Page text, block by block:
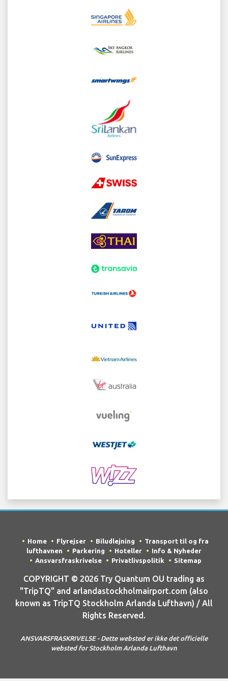
Home Flyrejser Biludlejning
Transport til og fra
lufthavnen
Parkering Hoteller
Info & Nyheder
Ansvarsfraskrivelse
Privatlivspolitik Sitemap
COPYRIGHT © 2026 Try Quantum OU trading as
"TripTQ" and arlandastockholmairport.com (also
known as TripTQ Stockholm Arlanda Lufthavn) / All
Rights Reserved.
ANSVARSFRASKRIVELSE - Dette websted er ikke det officielle
websted for Stockholm Arlanda Lufthavn